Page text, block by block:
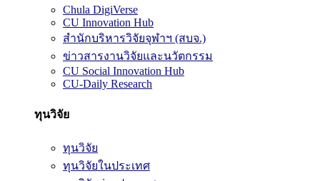
Chula DigiVerse
CU Innovation Hub
สำนักบริหารวิจัยจุฬาฯ (สบจ.)
ข่าวสารงานวิจัยและนวัตกรรม
CU Social Innovation Hub
CU-Daily Research
ทุนวิจัย
ทุนวิจัย
ทุนวิจัยในประเทศ